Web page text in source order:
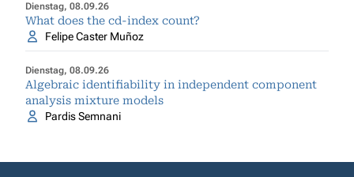
Dienstag, 08.09.26
What does the cd-index count?
Felipe Caster Muñoz
Dienstag, 08.09.26
Algebraic identifiability in independent component
analysis mixture models
Pardis Semnani